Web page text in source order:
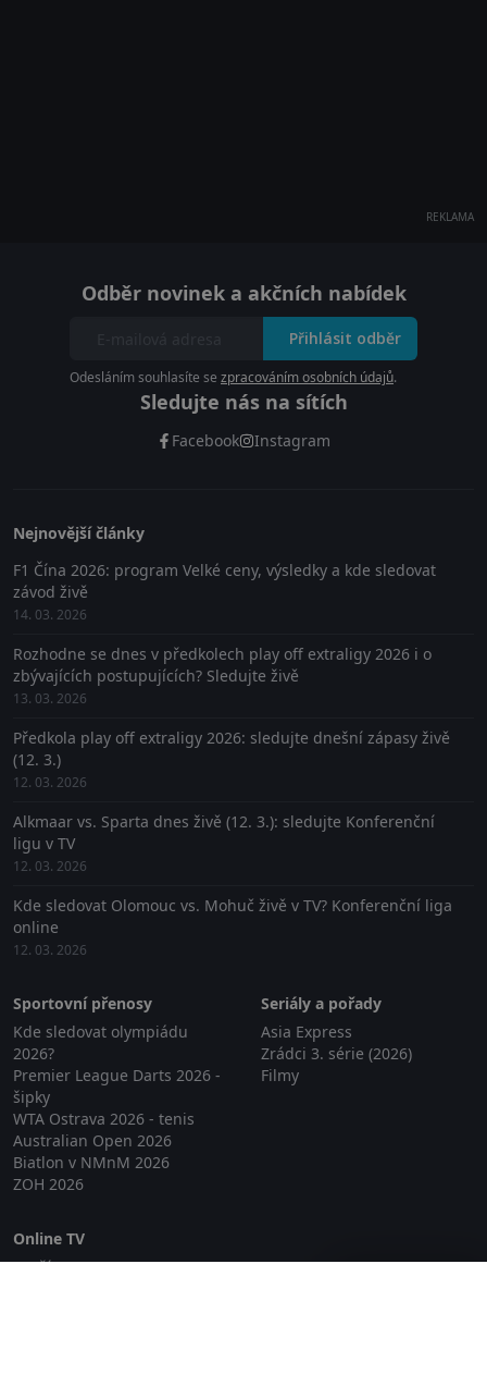
REKLAMA
Odběr novinek a akčních nabídek
Přihlásit odběr
Odesláním souhlasíte se zpracováním osobních údajů.
Sledujte nás na sítích
Facebook Instagram
Nejnovější články
F1 Čína 2026: program Velké ceny, výsledky a kde sledovat
závod živě
14. 03. 2026
Rozhodne se dnes v předkolech play off extraligy 2026 i o
zbývajících postupujících? Sledujte živě
13. 03. 2026
Předkola play off extraligy 2026: sledujte dnešní zápasy živě
(12. 3.)
12. 03. 2026
Alkmaar vs. Sparta dnes živě (12. 3.): sledujte Konferenční
ligu v TV
12. 03. 2026
Kde sledovat Olomouc vs. Mohuč živě v TV? Konferenční liga
online
12. 03. 2026
Sportovní přenosy
Kde sledovat olympiádu
2026?
Premier League Darts 2026 -
šipky
WTA Ostrava 2026 - tenis
Australian Open 2026
Biatlon v NMnM 2026
ZOH 2026
Seriály a pořady
Asia Express
Zrádci 3. série (2026)
Filmy
Online TV
Lepší.TV